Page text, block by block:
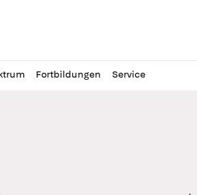
Fortbildungen Service